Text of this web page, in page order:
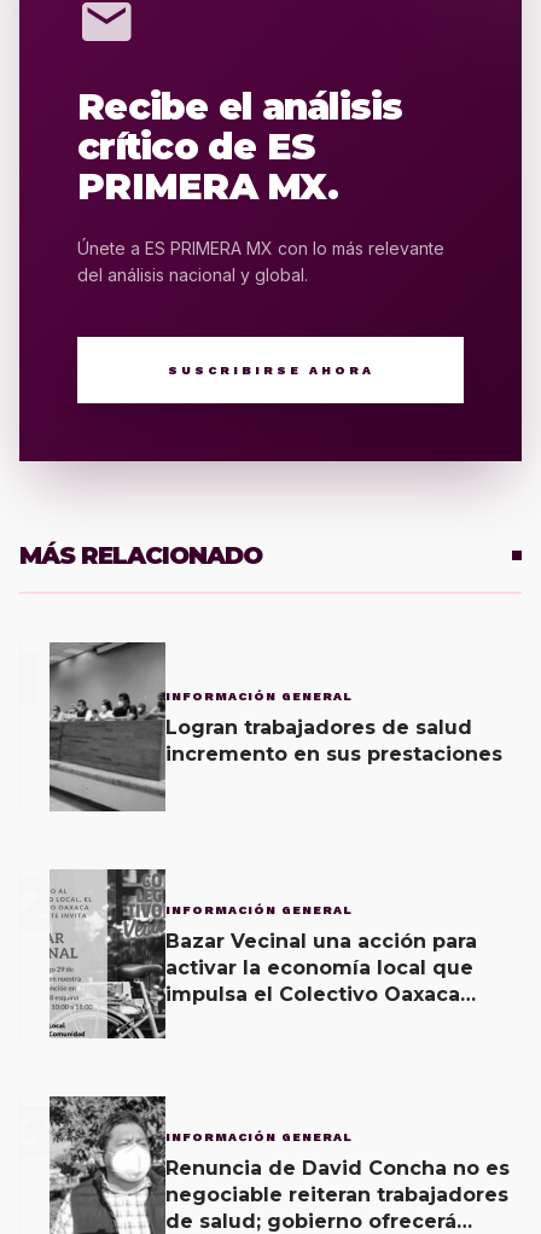
mail
Recibe el análisis
crítico de ES
PRIMERA MX.
Únete a ES PRIMERA MX con lo más relevante
del análisis nacional y global.
SUSCRIBIRSE AHORA
MÁS RELACIONADO
INFORMACIÓN GENERAL
Logran trabajadores de salud
incremento en sus prestaciones
2 INFORMACIÓN GENERAL
Bazar Vecinal una acción para
activar la economía local que
impulsa el Colectivo Oaxaca
3 INFORMACIÓN GENERAL
Renuncia de David Concha no es
negociable reiteran trabajadores
de salud; gobierno ofrecerá